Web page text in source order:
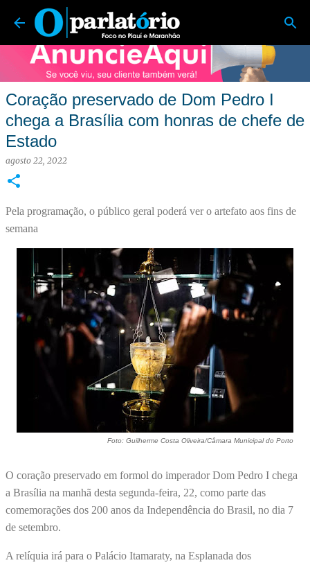
Pular para o conteúdo principal
O Parlatório | Foco no Piauí e Maranhão
Coração preservado de Dom Pedro I
chega a Brasília com honras de chefe de
Estado
agosto 22, 2022
Pela programação, o público geral poderá ver o artefato aos fins de
semana
Foto: Guilherme Costa Oliveira/Câmara Municipal do Porto
O coração preservado em formol do imperador Dom Pedro I chega
a Brasília na manhã desta segunda-feira, 22, como parte das
comemorações dos 200 anos da Independência do Brasil, no dia 7
de setembro.
A relíquia irá para o Palácio Itamaraty, na Esplanada dos